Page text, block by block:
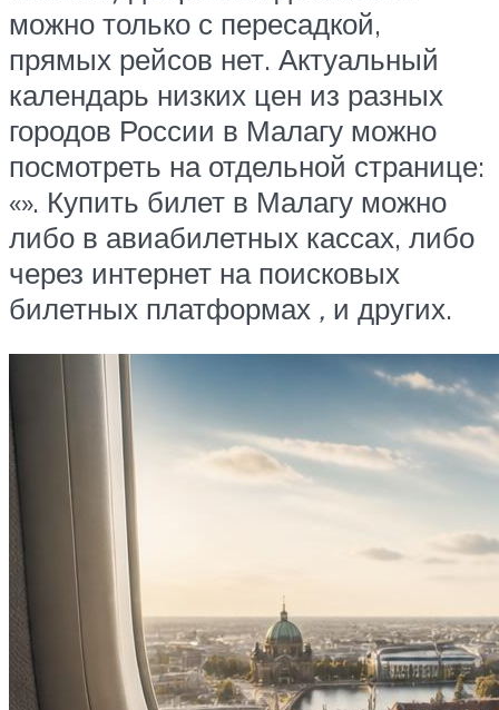
можно только с пересадкой,
прямых рейсов нет. Актуальный
календарь низких цен из разных
городов России в Малагу можно
посмотреть на отдельной странице:
«». Купить билет в Малагу можно
либо в авиабилетных кассах, либо
через интернет на поисковых
билетных платформах , и других.